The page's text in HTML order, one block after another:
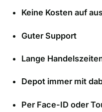
Keine Kosten auf
Guter Support
Lange
Depot immer mit
Per Face-ID oder